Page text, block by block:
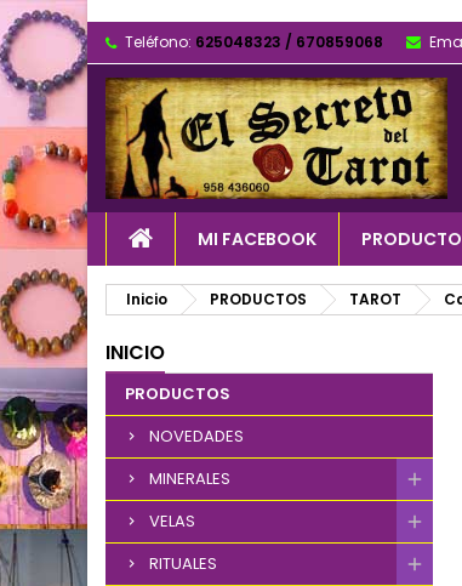
Teléfono: 625048323 / 670859068
MI FACEBOOK
Inicio PRODUCTOS TAROT
INICIO
PRODUCTOS
NOVEDADES
MINERALES
VELAS
RITUALES